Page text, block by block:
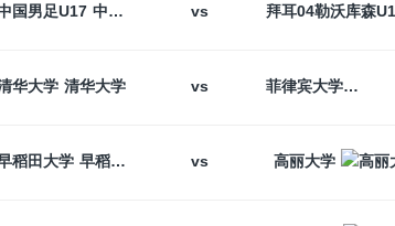
中国男足U17 vs
清华大学 vs 菲律宾大学
早稻田大学 vs 高丽大学